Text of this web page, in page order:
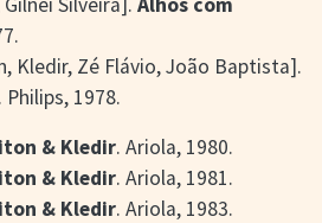
Kledir, Zé Flávio, João Baptista].
. Philips, 1978.
& Kledir. Ariola, 1980.
& Kledir. Ariola, 1981.
& Kledir. Ariola, 1983.